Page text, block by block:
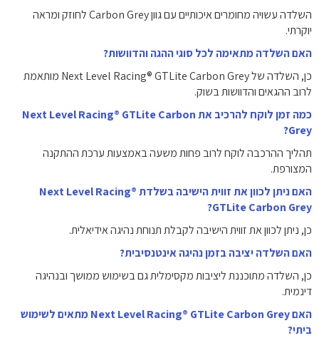
השלדה עשויה מחומרים איכותיים עם גוון Carbon Grey לחוזק ומראה
יוקרתי.
האם השלדה מתאימה לכל סוגי ההגה והדוושות?
כן, השלדה של Next Level Racing® GTLite Carbon Grey מותאמת
לרוב ההגאים והדוושות בשוק.
כמה זמן לוקח להרכיב את Next Level Racing® GTLite Carbon
Grey?
תהליך ההרכבה לוקח לרוב פחות משעה באמצעות ערכת ההתקנה
המצורפת.
האם ניתן לכוון את זווית הישיבה בשלדת Next Level Racing®
GTLite Carbon Grey?
כן, ניתן לכוון את זווית הישיבה לקבלת תנוחת נהיגה אידיאלית.
האם השלדה יציבה בזמן נהיגה אינטנסיבית?
כן, השלדה מתוכננת ליציבות מקסימלית גם בשימוש ממושך ובנהיגה
דינמית.
האם Next Level Racing® GTLite Carbon Grey מתאים לשימוש
ביתי?